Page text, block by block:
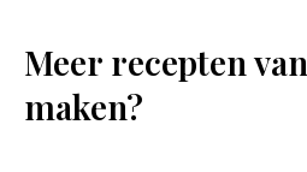
Meer recepten
maken?